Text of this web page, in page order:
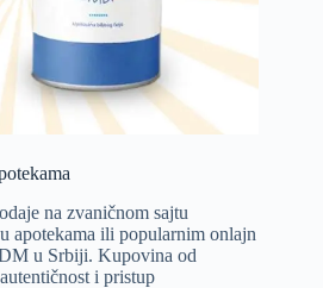
na zvaničnom sajtu
apotekama ili popularnim onlajn
u Srbiji. Kupovina od
i pristup